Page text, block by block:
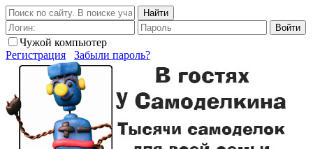
Найти
Войти
Чужой компьютер
Регистрация
Забыли пароль?